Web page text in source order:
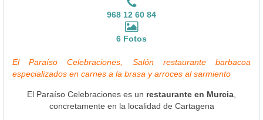
968 12 60 84
6 Fotos
El Paraíso Celebraciones, Salón restaurante barbacoa
especializados en carnes a la brasa y arroces al sarmiento
El Paraíso Celebraciones es un restaurante en Murcia
concretamente en la localidad de Cartagena